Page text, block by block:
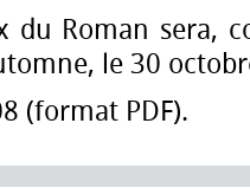
du Roman sera,
le 30
(format PDF).